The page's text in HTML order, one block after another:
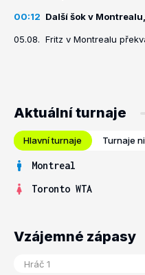
00:12 Další šok v
05.08. Fritz v Montrealu
Aktuální turnaje
Hlavní turnaje Turnaje
Montreal
Toronto WTA
Vzájemné zápasy